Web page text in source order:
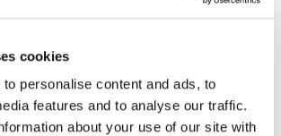
cookies
personalise content and ads, to
features and to analyse our traffic.
about your use of our site with